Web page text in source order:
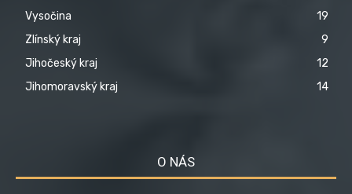
Vysočina
19
Zlínský kraj
9
Jihočeský kraj
12
Jihomoravský kraj
14
O NÁS